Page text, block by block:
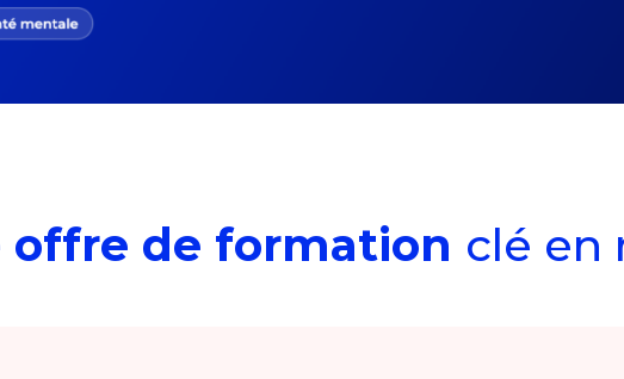
offre de formation clé en